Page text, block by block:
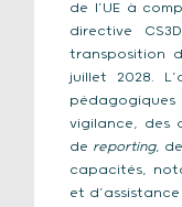
de l’UE à
directive
transposition
juillet 2028.
vigilance, des
de reporting,
capacités,
et